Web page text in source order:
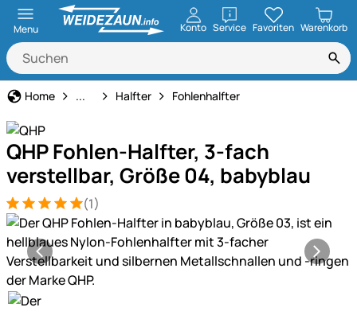
Menu Konto ServiceöffnenFavoriten Warenkorb
Home Halfter & Stricke
... Halfter Fohlenhalfter
QHP Fohlen-Halfter, 3-fach
verstellbar, Größe 04, babyblau
Bewertung: 5 von 5 (1 Bewertungen)
1 Bewertung (1)
Produktgalerie